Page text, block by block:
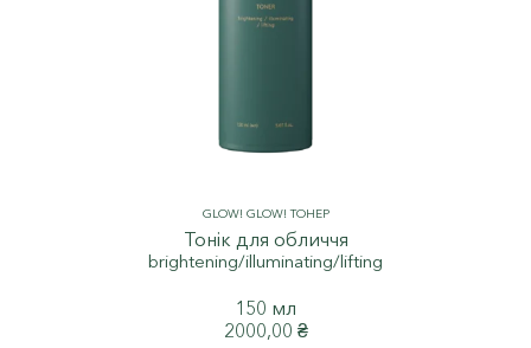
GLOW! GLOW! ТОНЕР
Тонік для обличчя
brightening/illuminating/lifting
150 мл
2000,00 ₴